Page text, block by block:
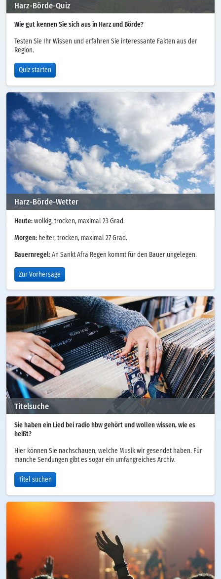
Harz-Börde-Quiz
Wie gut kennen Sie sich aus in Harz und Börde?
Testen Sie Ihr Wissen und erfahren Sie interessante Fakten aus der
Region.
Quiz starten
Harz-Börde-Wetter
Heute: wolkig, trocken, maximal 23 Grad.
Morgen: heiter, trocken, maximal 27 Grad.
Bauernregel: An Sankt Afra Regen kommt für den Bauer ungelegen.
Zur Vorhersage
Titelsuche
Sie haben ein Lied bei radio hbw gehört und wollen wissen, wie es
heißt?
Hier können Sie nachschauen, welche Musik wir gesendet haben. Für
manche Sendungen gibt es sogar ein umfangreiches Archiv.
Titel suchen